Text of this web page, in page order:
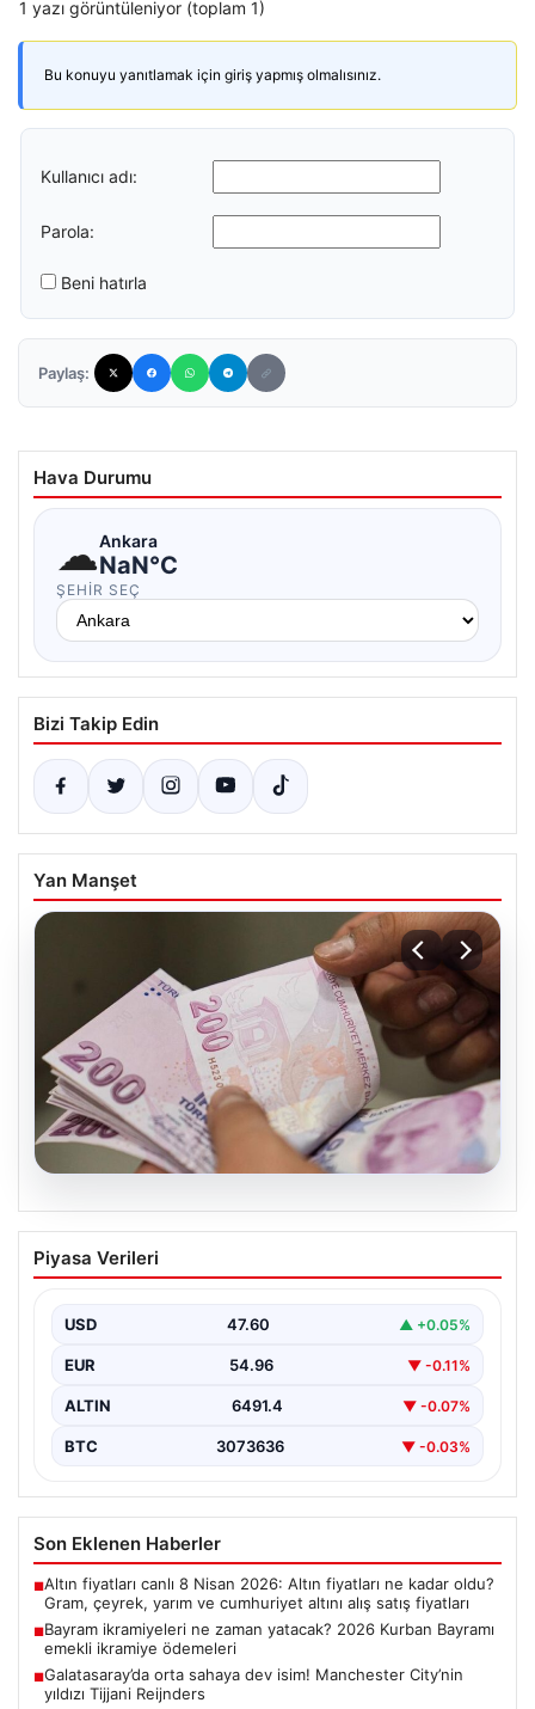
1 yazı görüntüleniyor (toplam 1)
Bu konuyu yanıtlamak için giriş yapmış olmalısınız.
Kullanıcı adı:
Parola:
Beni hatırla
Paylaş:
Hava Durumu
☁Ankara
NaN°C
ŞEHIR SEÇ
Bizi Takip Edin
Yan Manşet
05.08.2026
Bayram ikramiyeleri ne zaman yatacak?
2026 Kurban Bayramı emekli ikramiye
Piyasa Verileri
USD 47.60 ▲ +0.05%
EUR 54.96 ▼ -0.11%
ALTIN 6491.4 ▼ -0.07%
BTC 3073636 ▼ -0.03%
Son Eklenen Haberler
■Altın fiyatları canlı 8 Nisan 2026: Altın fiyatları ne kadar oldu?
Gram, çeyrek, yarım ve cumhuriyet altını alış satış fiyatları
■Bayram ikramiyeleri ne zaman yatacak? 2026 Kurban Bayramı
emekli ikramiye ödemeleri
■Galatasaray’da orta sahaya dev isim! Manchester City’nin
yıldızı Tijjani Reijnders